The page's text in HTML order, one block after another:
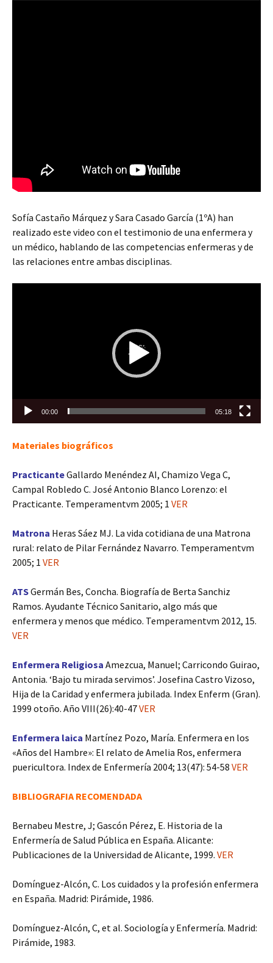
Sofía Castaño Márquez y Sara Casado García (1ºA) han
realizado este video con el testimonio de una enfermera y
un médico, hablando de las competencias enfermeras y de
las relaciones entre ambas disciplinas.
00:00 05:18
Materiales biográficos
PracticanteGallardo Menéndez AI, Chamizo Vega C,
Campal Robledo C. José Antonio Blanco Lorenzo: el
Practicante. Temperamentvm 2005; 1 VER
Matrona Heras Sáez MJ. La vida cotidiana de una Matrona
rural: relato de Pilar Fernández Navarro. Temperamentvm
2005; 1 VER
ATSGermán Bes, Concha. Biografía de Berta Sanchiz
Ramos. Ayudante Técnico Sanitario, algo más que
enfermera y menos que médico. Temperamentvm 2012, 15.
VER
Enfermera Religiosa Amezcua, Manuel; Carricondo Guirao,
Antonia. ‘Bajo tu mirada servimos’. Josefina Castro Vizoso,
Hija de la Caridad y enfermera jubilada. Index Enferm (Gran).
1999 otoño. Año VIII(26):40-47VER
Enfermera laica Martínez Pozo, María. Enfermera en los
«Años del Hambre»: El relato de Amelia Ros, enfermera
puericultora. Index de Enfermería 2004; 13(47): 54-58 VER
BIBLIOGRAFIA RECOMENDADA
Bernabeu Mestre, J; Gascón Pérez, E. Historia de la
Enfermería de Salud Pública en España. Alicante:
Publicaciones de la Universidad de Alicante, 1999. VER
Domínguez-Alcón, C. Los cuidados y la profesión enfermera
en España. Madrid: Pirámide, 1986.
Domínguez-Alcón, C, et al. Sociología y Enfermería. Madrid:
Pirámide, 1983.